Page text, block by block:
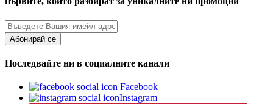
Абонирай се
Последвайте ни в социалните канали
Facebook
Instagram